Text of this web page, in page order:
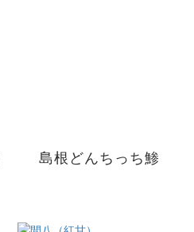
島根どんちっち鯵